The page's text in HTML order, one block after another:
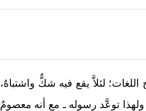
لئلاَّ يقع فيه شكٌّ واشتباهٌ،
ولهذا توعَّد رسوله ـ مع أنه معصومٌ